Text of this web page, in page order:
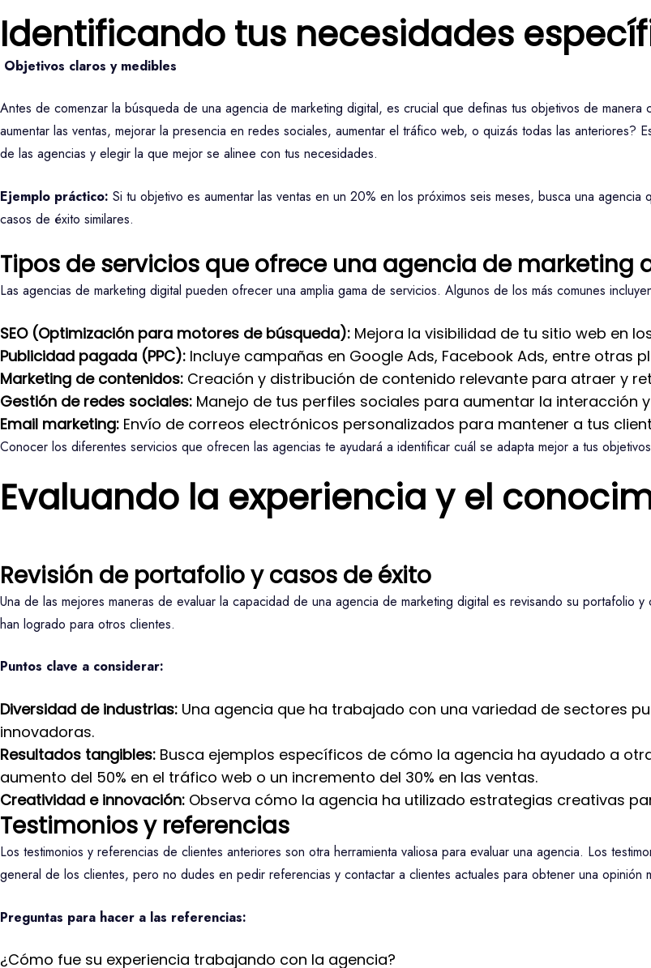
Identificando tus necesidades
Objetivos claros y medibles
Antes de comenzar la búsqueda de una agencia de marketing digital, es crucial que definas tus objetivos de
aumentar las ventas, mejorar la presencia en redes sociales, aumentar el tráfico web, o quizás todas las anteriores?
de las agencias y elegir la que mejor se alinee con tus necesidades.
Ejemplo práctico: Si tu objetivo es aumentar las ventas en un 20% en los próximos seis meses, busca una
casos de éxito similares.
Tipos de servicios que ofrece una agencia de marketing
Las agencias de marketing digital pueden ofrecer una amplia gama de servicios. Algunos de los más comunes
SEO (Optimización para motores de búsqueda): Mejora la visibilidad de tu sitio web en
Publicidad pagada (PPC): Incluye campañas en Google Ads, Facebook Ads, entre otras
Marketing de contenidos: Creación y distribución de contenido relevante para atraer y
Gestión de redes sociales: Manejo de tus perfiles sociales para aumentar la interacción
Email marketing: Envío de correos electrónicos personalizados para mantener a tus
Conocer los diferentes servicios que ofrecen las agencias te ayudará a identificar cuál se adapta mejor a tus
Evaluando la experiencia y el
Revisión de portafolio y casos de éxito
Una de las mejores maneras de evaluar la capacidad de una agencia de marketing digital es revisando su
han logrado para otros clientes.
Puntos clave a considerar:
Diversidad de industrias: Una agencia que ha trabajado con una variedad de sectores
innovadoras.
Resultados tangibles: Busca ejemplos específicos de cómo la agencia ha ayudado a
aumento del 50% en el tráfico web o un incremento del 30% en las ventas.
Creatividad e innovación: Observa cómo la agencia ha utilizado estrategias creativas
Testimonios y referencias
Los testimonios y referencias de clientes anteriores son otra herramienta valiosa para evaluar una agencia. Los
general de los clientes, pero no dudes en pedir referencias y contactar a clientes actuales para obtener una opinión
Preguntas para hacer a las referencias:
¿Cómo fue su experiencia trabajando con la agencia?